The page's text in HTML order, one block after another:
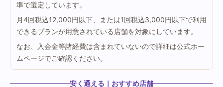
準で選定しています。
月4回税込12,000円以下、または1回税込3,000円以下で利用
できるプランが用意されている店舗を対象にしています。
なお、入会金等諸経費は含まれていないので詳細は公式ホー
ムページでご確認ください。
安く通える｜おすすめ店舗